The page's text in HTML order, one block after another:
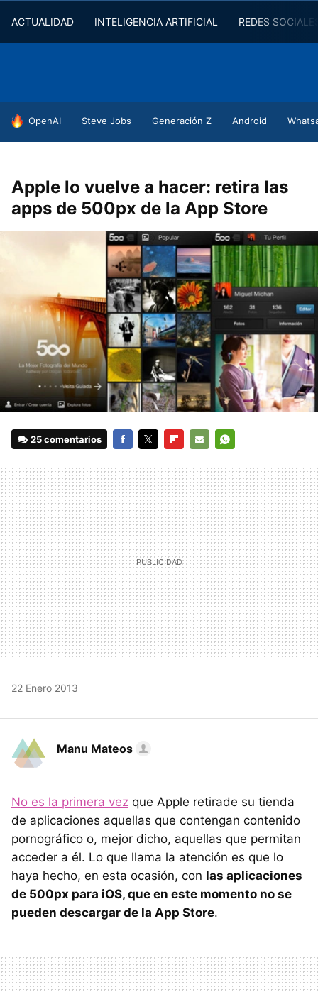
ACTUALIDAD INTELIGENCIA ARTIFICIAL REDES
HOY SE HABLA DE
OpenAI Steve Jobs Generación Z Android
Apple lo vuelve a hacer: retira las
apps de 500px de la App Store
25 comentarios
MAIL
22 Enero 2013
Manu Mateos
No es la primera vez que Apple retirade su tienda
de aplicaciones aquellas que contengan contenido
pornográfico o, mejor dicho, aquellas que permitan
acceder a él. Lo que llama la atención es que lo
haya hecho, en esta ocasión, con las aplicaciones
de 500px para iOS, que en este momento no se
pueden descargar de la App Store.